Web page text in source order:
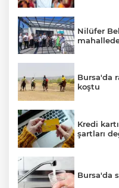
Nilüfer
Bursa'da
koştu
Kredi
şartları
Bursa'da